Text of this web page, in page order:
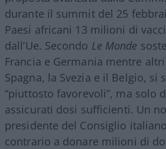
durante il summit del 25
Paesi africani 13 milioni di
dall’Ue. Secondo Le Monde
Francia e Germania mentre
Spagna, la Svezia e il Belgio, si
“piuttosto favorevoli”, ma solo
assicurati dosi sufficienti. Un
presidente del Consiglio
contrario a donare milioni di